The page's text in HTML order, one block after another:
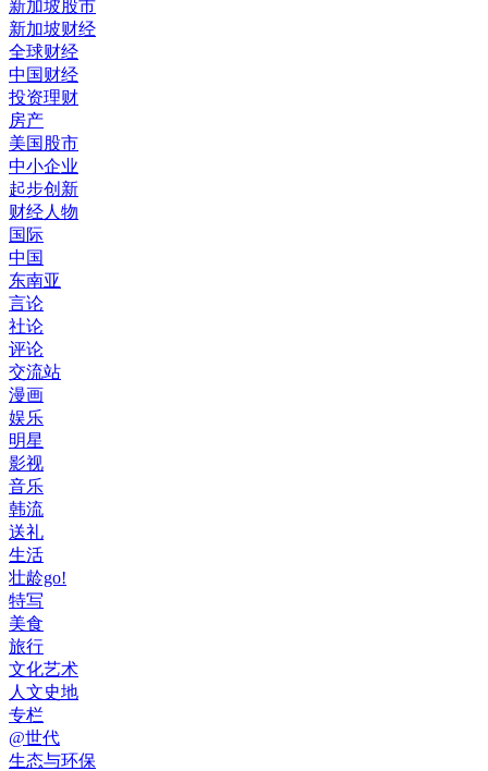
新加坡股市
新加坡财经
全球财经
中国财经
投资理财
房产
美国股市
中小企业
起步创新
财经人物
国际
中国
东南亚
言论
社论
评论
交流站
漫画
娱乐
明星
影视
音乐
韩流
送礼
生活
壮龄go!
特写
美食
旅行
文化艺术
人文史地
专栏
@世代
生态与环保